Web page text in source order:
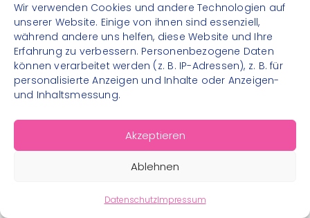
Wir verwenden Cookies und andere Technologien auf
unserer Website. Einige von ihnen sind essenziell,
während andere uns helfen, diese Website und Ihre
Erfahrung zu verbessern. Personenbezogene Daten
können verarbeitet werden (z. B. IP-Adressen), z. B. für
personalisierte Anzeigen und Inhalte oder Anzeigen-
und Inhaltsmessung.
Akzeptieren
Ablehnen
DatenschutzImpressum
Instagram
Facebook
© 2026 – Bewegungsland Steiermark gGmbH - Alle